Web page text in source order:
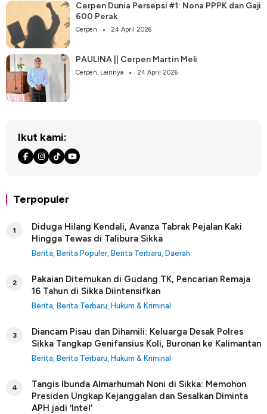
Cerpen Dunia Persepsi #1: Nona PPPK dan Gaji
600 Perak
Cerpen 24 April 2026
PAULINA || Cerpen Martin Meli
Cerpen, Lainnya 24 April 2026
Ikut kami:
Terpopuler
1
Diduga Hilang Kendali, Avanza Tabrak Pejalan Kaki
Hingga Tewas di Talibura Sikka
Berita, Berita Populer, Berita Terbaru, Daerah
2
Pakaian Ditemukan di Gudang TK, Pencarian Remaja
16 Tahun di Sikka Diintensifkan
Berita, Berita Terbaru, Hukum & Kriminal
3
Diancam Pisau dan Dihamili: Keluarga Desak Polres
Sikka Tangkap Genifansius Koli, Buronan ke Kalimantan
Berita, Berita Terbaru, Hukum & Kriminal
4
Tangis Ibunda Almarhumah Noni di Sikka: Memohon
Presiden Ungkap Kejanggalan dan Sesalkan Diminta
APH jadi ‘Intel’